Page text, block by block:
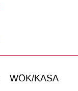
WÖK/KASA